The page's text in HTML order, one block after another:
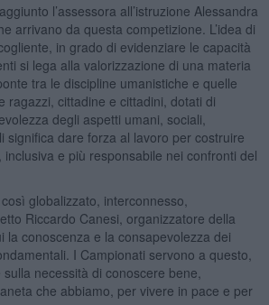
l’assessora all’istruzione Alessandra
arrivano da questa competizione. L’idea di
in grado di evidenziare le capacità
si lega alla valorizzazione di una materia
tra le discipline umanistiche e quelle
ragazzi, cittadine e cittadini, dotati di
degli aspetti umani, sociali,
significa dare forza al lavoro per costruire
e più responsabile nei confronti del
globalizzato, interconnesso,
Riccardo Canesi, organizzatore della
la conoscenza e la consapevolezza dei
I Campionati servono a questo,
necessità di conoscere bene,
che abbiamo, per vivere in pace e per